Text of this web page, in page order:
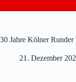
30 Jahre Kölner
21. Dezember